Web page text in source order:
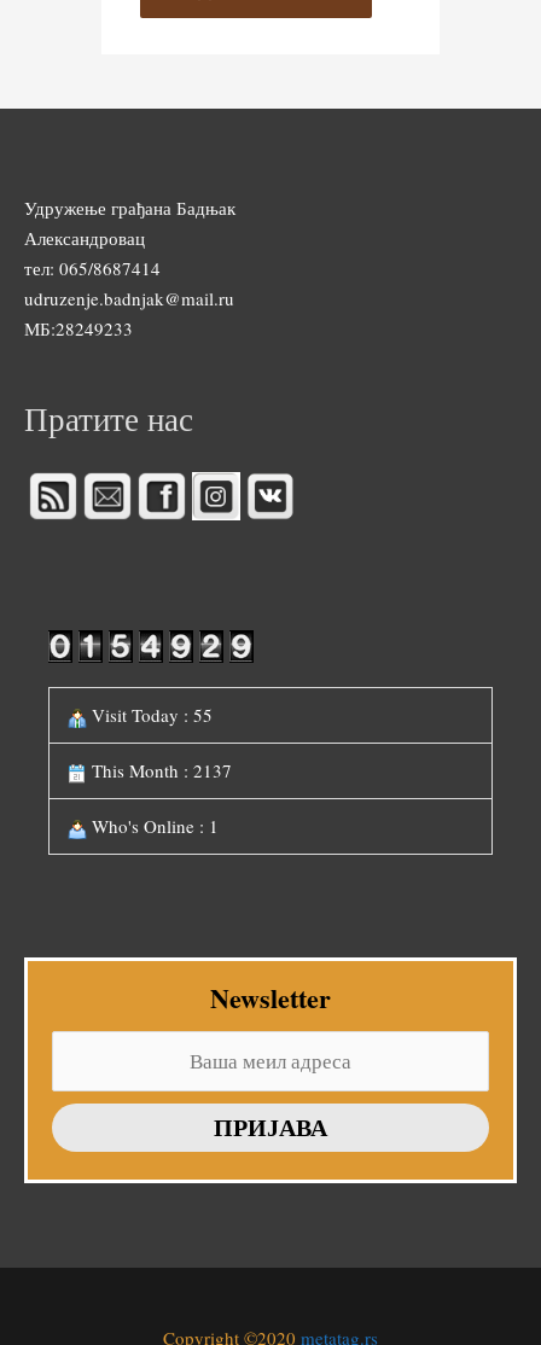
Удружење грађана Бадњак
Александровац
тел: 065/8687414
udruzenje.badnjak@mail.ru
МБ:28249233
Пратите нас
Visit Today : 55
This Month : 2137
Who's Online : 1
Newsletter
Copyright ©2020 metatag.rs